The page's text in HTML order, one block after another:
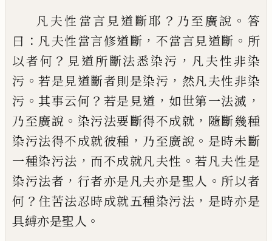
凡夫性當言見道斷耶 ？ 乃至廣說 。 答
曰 ： 凡夫性當言修道斷 ， 不當言見道斷 。 所
以者何 ？ 見道所斷法悉染污 ， 凡夫性非染
污 。若是見道斷者則是染污 ， 然凡夫性非染
污 。其事云何 ？ 若是見道 ， 如世第一法滅 ，
乃至廣說 。 染污法要斷得不成就 ， 隨斷幾種
染污法得不成就彼種 ， 乃至廣說 。 是時未斷
一種染污法 ， 而不成就凡夫性 。若凡夫性是
染污法者 ， 行者亦是凡夫亦是聖人 。 所以者
何 ？ 住苦法忍時成就五種染污法 ， 是時亦是
具縛亦是聖人 。